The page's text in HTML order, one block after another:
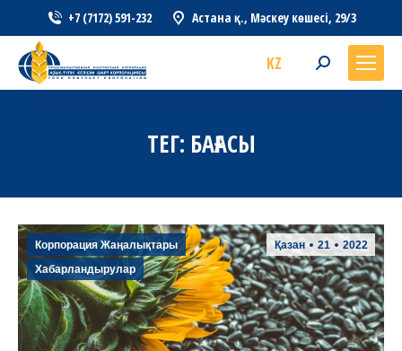
+7 (7172) 591-232 Астана қ., Мәскеу көшесі, 29/3
KZ Search:
ТЕГ: БАҒАСЫ
Қазан 21 2022
Корпорация Жаңалықтары
Хабарландырулар